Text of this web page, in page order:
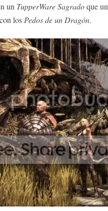
un TupperWare Sagradoque un
los Pedos de un Dragón.